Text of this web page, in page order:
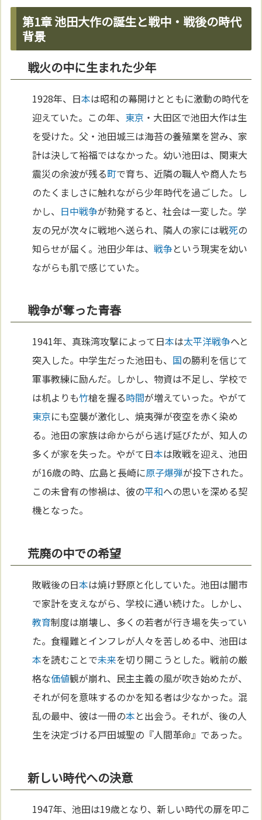
第1章 池田大作の誕生と戦中・戦後の時代
背景
戦火の中に生まれた少年
1928年、日本は昭和の幕開けとともに激動の時代を
迎えていた。この年、 東京 ・大田区で池田大作は生
を受けた。父・池田城三は海苔の養殖業を営み、家
計は決して裕福ではなかった。幼い池田は、関東大
震災の余波が残る町で育ち、近隣の職人や商人たち
のたくましさに触れながら少年時代を過ごした。し
かし、 日中戦争が勃発すると、社会は一変した。学
友の兄が次々に戦地へ送られ、隣人の家には戦死の
知らせが届く。池田少年は、戦争という現実を幼い
ながらも肌で感じていた。
戦争が奪った青春
1941年、真珠湾攻撃によって日本は太平洋戦争へと
突入した。中学生だった池田も、 国の勝利を信じて
軍事教練に励んだ。しかし、物資は不足し、学校で
は机よりも竹槍を握る時間が増えていった。やがて
東京にも空襲が激化し、焼夷弾が夜空を赤く染め
る。池田の家族は命からがら逃げ延びたが、知人の
多くが家を失った。やがて日本は敗戦を迎え、池田
が16歳の時、広島と長崎に原子爆弾が投下された。
この未曾有の惨禍は、彼の平和への思いを深める契
機となった。
荒廃の中での希望
敗戦後の日本は焼け野原と化していた。池田は闇市
で家計を支えながら、学校に通い続けた。しかし、
教育制度は崩壊し、多くの若者が行き場を失ってい
た。食糧難とインフレが人々を苦しめる中、池田は
本を読むことで未来を切り開こうとした。戦前の厳
格な価値観が崩れ、民主主義の風が吹き始めたが、
それが何を意味するのかを知る者は少なかった。混
乱の最中、彼は一冊の本と出会う。それが、後の人
生を決定づける戸田城聖の『人間革命』であった。
新しい時代への決意
1947年、池田は19歳となり、新しい時代の扉を叩こ